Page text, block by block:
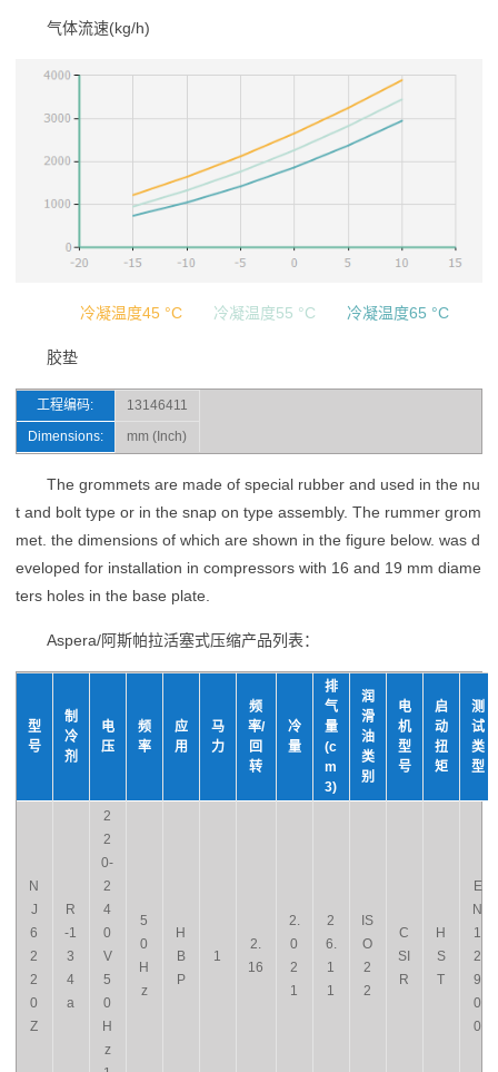
气体流速(kg/h)
冷凝温度45 °C 冷凝温度55 °C 冷凝温度65 °C
胶垫
工程编码:
13146411
Dimensions:
mm (Inch)
The grommets are made of special rubber and used in the nu
t and bolt type or in the snap on type assembly. The rummer grom
met. the dimensions of which are shown in the figure below. was d
eveloped for installation in compressors with 16 and 19 mm diame
ters holes in the base plate.
Aspera/阿斯帕拉活塞式压缩产品列表：
型
号
制
冷
剂
电
压
频
率
应
用
马
力
频
率/
回
转
冷
量
排
气
量
(c
m
3)
润
滑
油
类
别
电
机
型
号
启
动
扭
矩
测
试
类
型
N
J
6
2
2
0
Z
R
-1
3
4
a
2
2
0-
2
4
0
V
5
0
H
z
5
0
H
z
H
B
P
1
2.
16
2.
0
2
1
2
6.
1
1
IS
O
2
2
C
SI
R
H
S
T
E
N
1
2
9
0
0